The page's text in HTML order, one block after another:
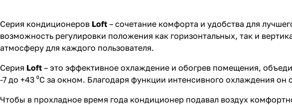
Серия кондиционеров Loft – сочетание комфорта и удобства для
возможность регулировки положения как горизонтальных, так и
атмосферу для каждого пользователя.
Серия Loft – это эффективное охлаждение и обогрев помещения,
-7 до +43 ⁰С за окном. Благодаря функции интенсивного охлаждения
Чтобы в прохладное время года кондиционер подавал воздух